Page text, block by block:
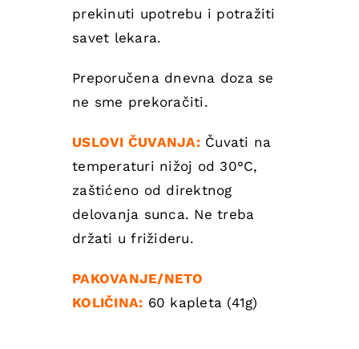
prekinuti upotrebu i potražiti
savet lekara.
Preporučena dnevna doza se
ne sme prekoračiti.
USLOVI ČUVANJA:Čuvati na
temperaturi nižoj od 30°C,
zaštićeno od direktnog
delovanja sunca. Ne treba
držati u frižideru.
PAKOVANJE/NETO
KOLIČINA: 60 kapleta (41g)